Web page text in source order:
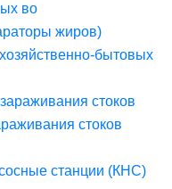
во
жиров)
бытовых
стоков
стоков
станции (КНС)